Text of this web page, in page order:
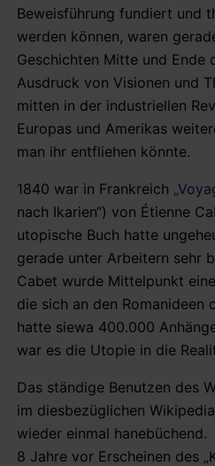
Beweisführung fundiert und
werden können, waren
Geschichten Mitte und Ende
Ausdruck von Visionen und
mitten in der industriellen
Europas und Amerikas
man ihr entfliehen könnte.
1840 war in Frankreich
nach Ikarien“) von Étienne
utopische Buch hatte
gerade unter Arbeitern sehr
Cabet wurde Mittelpunkt
die sich an den Romanideen
hatte siewa 400.000
war es die Utopie in die
Das ständige Benutzen des
im diesbezüglichen
wieder einmal hanebüchend.
8 Jahre vor Erscheinen des